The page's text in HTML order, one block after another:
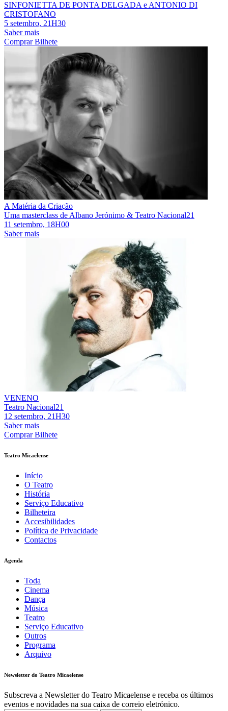
SINFONIETTA DE PONTA DELGADA e ANTONIO DI
CRISTOFANO
5 setembro, 21H30
Saber mais
Comprar Bilhete
A Matéria da Criação
Uma masterclass de Albano Jerónimo & Teatro Nacional21
11 setembro, 18H00
Saber mais
VENENO
Teatro Nacional21
12 setembro, 21H30
Saber mais
Comprar Bilhete
Teatro Micaelense
Início
O Teatro
História
Serviço Educativo
Bilheteira
Accesibilidades
Política de Privacidade
Contactos
Agenda
Toda
Cinema
Dança
Música
Teatro
Serviço Educativo
Outros
Programa
Arquivo
Newsletter do Teatro Micaelense
Subscreva a Newsletter do Teatro Micaelense e receba os últimos
eventos e novidades na sua caixa de correio eletrónico.